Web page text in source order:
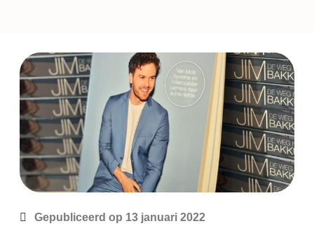
Gepubliceerd op 13 januari 2022